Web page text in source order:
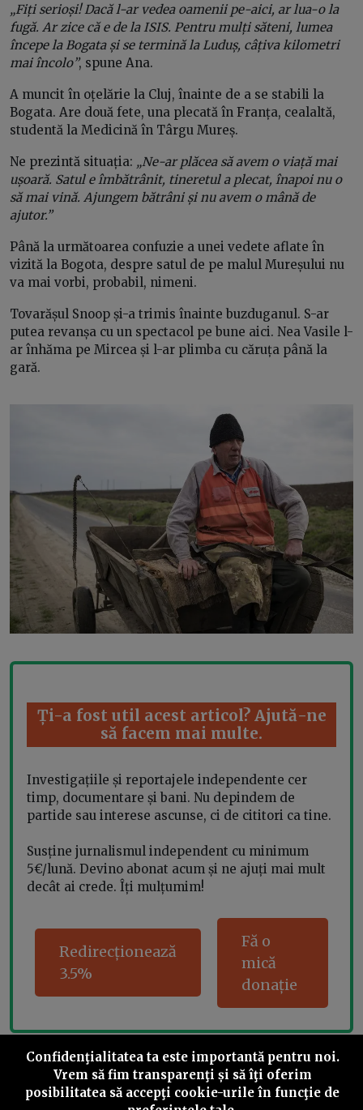
„Fiți serioși! Dacă l-ar vedea oamenii pe-aici, ar lua-o la
fugă. Ar zice că e de la ISIS. Pentru mulți săteni, lumea
începe la Bogata și se termină la Luduș, câțiva kilometri
mai încolo”, spune Ana.
A muncit în oțelărie la Cluj, înainte de a se stabili la
Bogata. Are două fete, una plecată în Franța, cealaltă,
studentă la Medicină în Târgu Mureș.
Ne prezintă situația: „Ne-ar plăcea să avem o viață mai
ușoară. Satul e îmbătrânit, tineretul a plecat, înapoi nu o
să mai vină. Ajungem bătrâni și nu avem o mână de
ajutor.”
Până la următoarea confuzie a unei vedete aflate în
vizită la Bogota, despre satul de pe malul Mureșului nu
va mai vorbi, probabil, nimeni.
Tovarășul Snoop și-a trimis înainte buzduganul. S-ar
putea revanșa cu un spectacol pe bune aici. Nea Vasile l-
ar înhăma pe Mircea și l-ar plimba cu căruța până la
gară.
Ți-a fost util acest articol? Ajută-ne
să facem mai multe.
Investigațiile și reportajele independente cer
timp, documentare și bani. Nu depindem de
partide sau interese ascunse, ci de cititori ca tine.
Susține jurnalismul independent cu minimum
5€/lună. Devino abonat acum și ne ajuți mai mult
decât ai crede. Îți mulțumim!
Redirecționează
3.5%
Fă o
mică
donație
Share this
Confidenţialitatea ta este importantă pentru noi.
Vrem să fim transparenţi și să îţi oferim
posibilitatea să accepţi cookie-urile în funcţie de